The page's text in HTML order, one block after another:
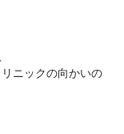
ニックの向かいの